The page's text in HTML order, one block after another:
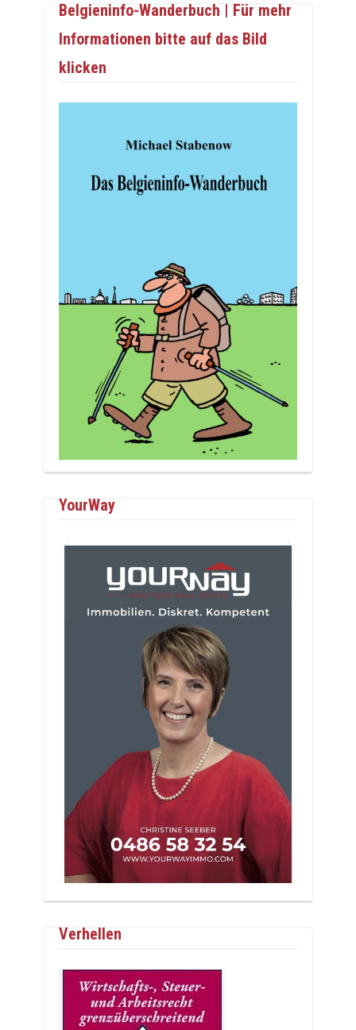
Belgieninfo-Wanderbuch | Für mehr
Informationen bitte auf das Bild
klicken
YourWay
Verhellen